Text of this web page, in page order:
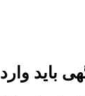
باید